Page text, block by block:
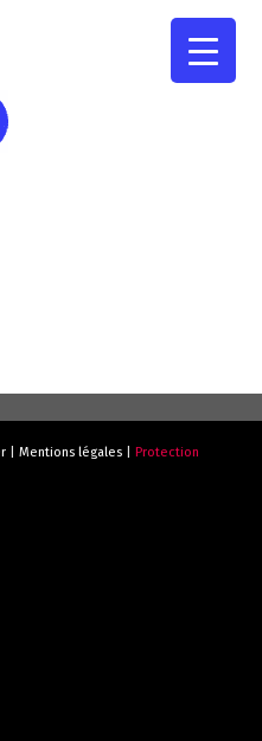
| Mentions légales| Protection